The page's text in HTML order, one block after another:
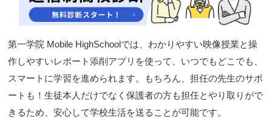
第一学院 Mobile HighSchoolでは、わかりやすい映像授業と操
作しやすいレポート添削アプリを使って、いつでもどこでも、
スマートに学習を進められます。もちろん、担任の先生のサポ
ートも！生徒本人だけでなく保護者の方も担任とやり取りがで
きるため、安心して学校生活を送ることが可能です。